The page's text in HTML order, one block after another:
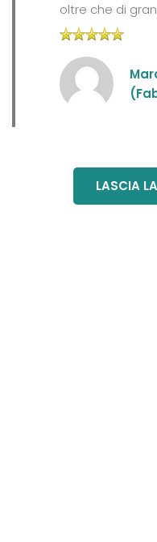
oltre che di
LASCIA